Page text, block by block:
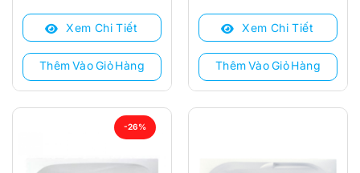
là:
5.940.000 ₫.
tại
4.450.000 ₫.
Xem Chi Tiết
Thêm Vào Giỏ Hàng
là:
6.869.000 ₫.
tại
5.060.000 ₫.
Xem Chi Tiết
Thêm Vào Giỏ Hàng
-26%